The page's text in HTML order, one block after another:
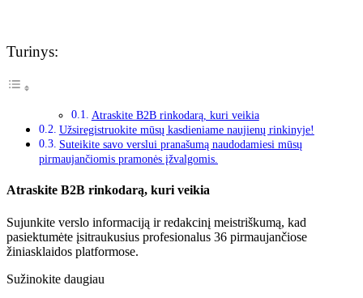
Turinys:
Atraskite B2B rinkodarą, kuri veikia
Užsiregistruokite mūsų kasdieniame naujienų rinkinyje!
Suteikite savo verslui pranašumą naudodamiesi mūsų
pirmaujančiomis pramonės įžvalgomis.
Atraskite B2B rinkodarą, kuri veikia
Sujunkite verslo informaciją ir redakcinį meistriškumą, kad
pasiektumėte įsitraukusius profesionalus 36 pirmaujančiose
žiniasklaidos platformose.
Sužinokite daugiau